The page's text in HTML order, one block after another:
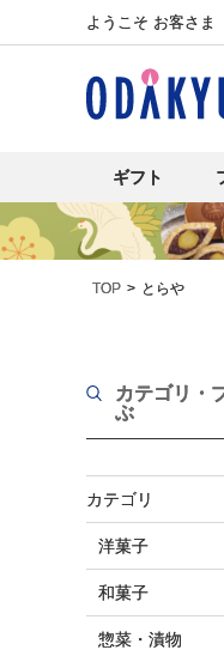
ようこそ お客さま
ギフト
TOP とらや
カテゴリ・
ぶ
カテゴリ
洋菓子
和菓子
惣菜・漬物